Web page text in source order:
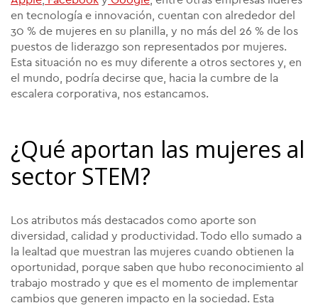
en tecnología e innovación, cuentan con alrededor del
30 % de mujeres en su planilla, y no más del 26 % de los
puestos de liderazgo son representados por mujeres.
Esta situación no es muy diferente a otros sectores y, en
el mundo, podría decirse que, hacia la cumbre de la
escalera corporativa, nos estancamos.
¿Qué aportan las mujeres al
sector STEM?
Los atributos más destacados como aporte son
diversidad, calidad y productividad. Todo ello sumado a
la lealtad que muestran las mujeres cuando obtienen la
oportunidad, porque saben que hubo reconocimiento al
trabajo mostrado y que es el momento de implementar
cambios que generen impacto en la sociedad. Esta